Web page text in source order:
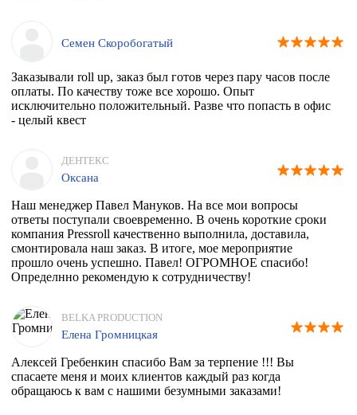
Семен Скоробогатый
Заказывали roll up, заказ был готов через пару часов после
оплаты. По качеству тоже все хорошо. Опыт
исключительно положительный. Разве что попасть в офис
- целый квест
ДЕНТЕКС
Оксана
Наш менеджер Павел Мануков. На все мои вопросы
ответы поступали своевременно. В очень короткие сроки
компания Pressroll качественно выполнила, доставила,
смонтировала наш заказ. В итоге, мое мероприятие
прошло очень успешно. Павел! ОГРОМНОЕ спасибо!
Определнно рекомендую к сотрудничеству!
BELKA PRODUCTION
Елена Громницкая
Алексей Гребенкин спасибо Вам за терпение !!! Вы
спасаете меня и моих клиентов каждый раз когда
обращаюсь к вам с нашими безумными заказами!